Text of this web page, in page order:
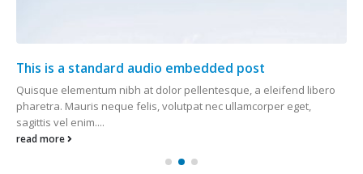
This is a standard audio embedded post
Quisque elementum nibh at dolor pellentesque, a eleifend libero
pharetra. Mauris neque felis, volutpat nec ullamcorper eget,
sagittis vel enim....
read more